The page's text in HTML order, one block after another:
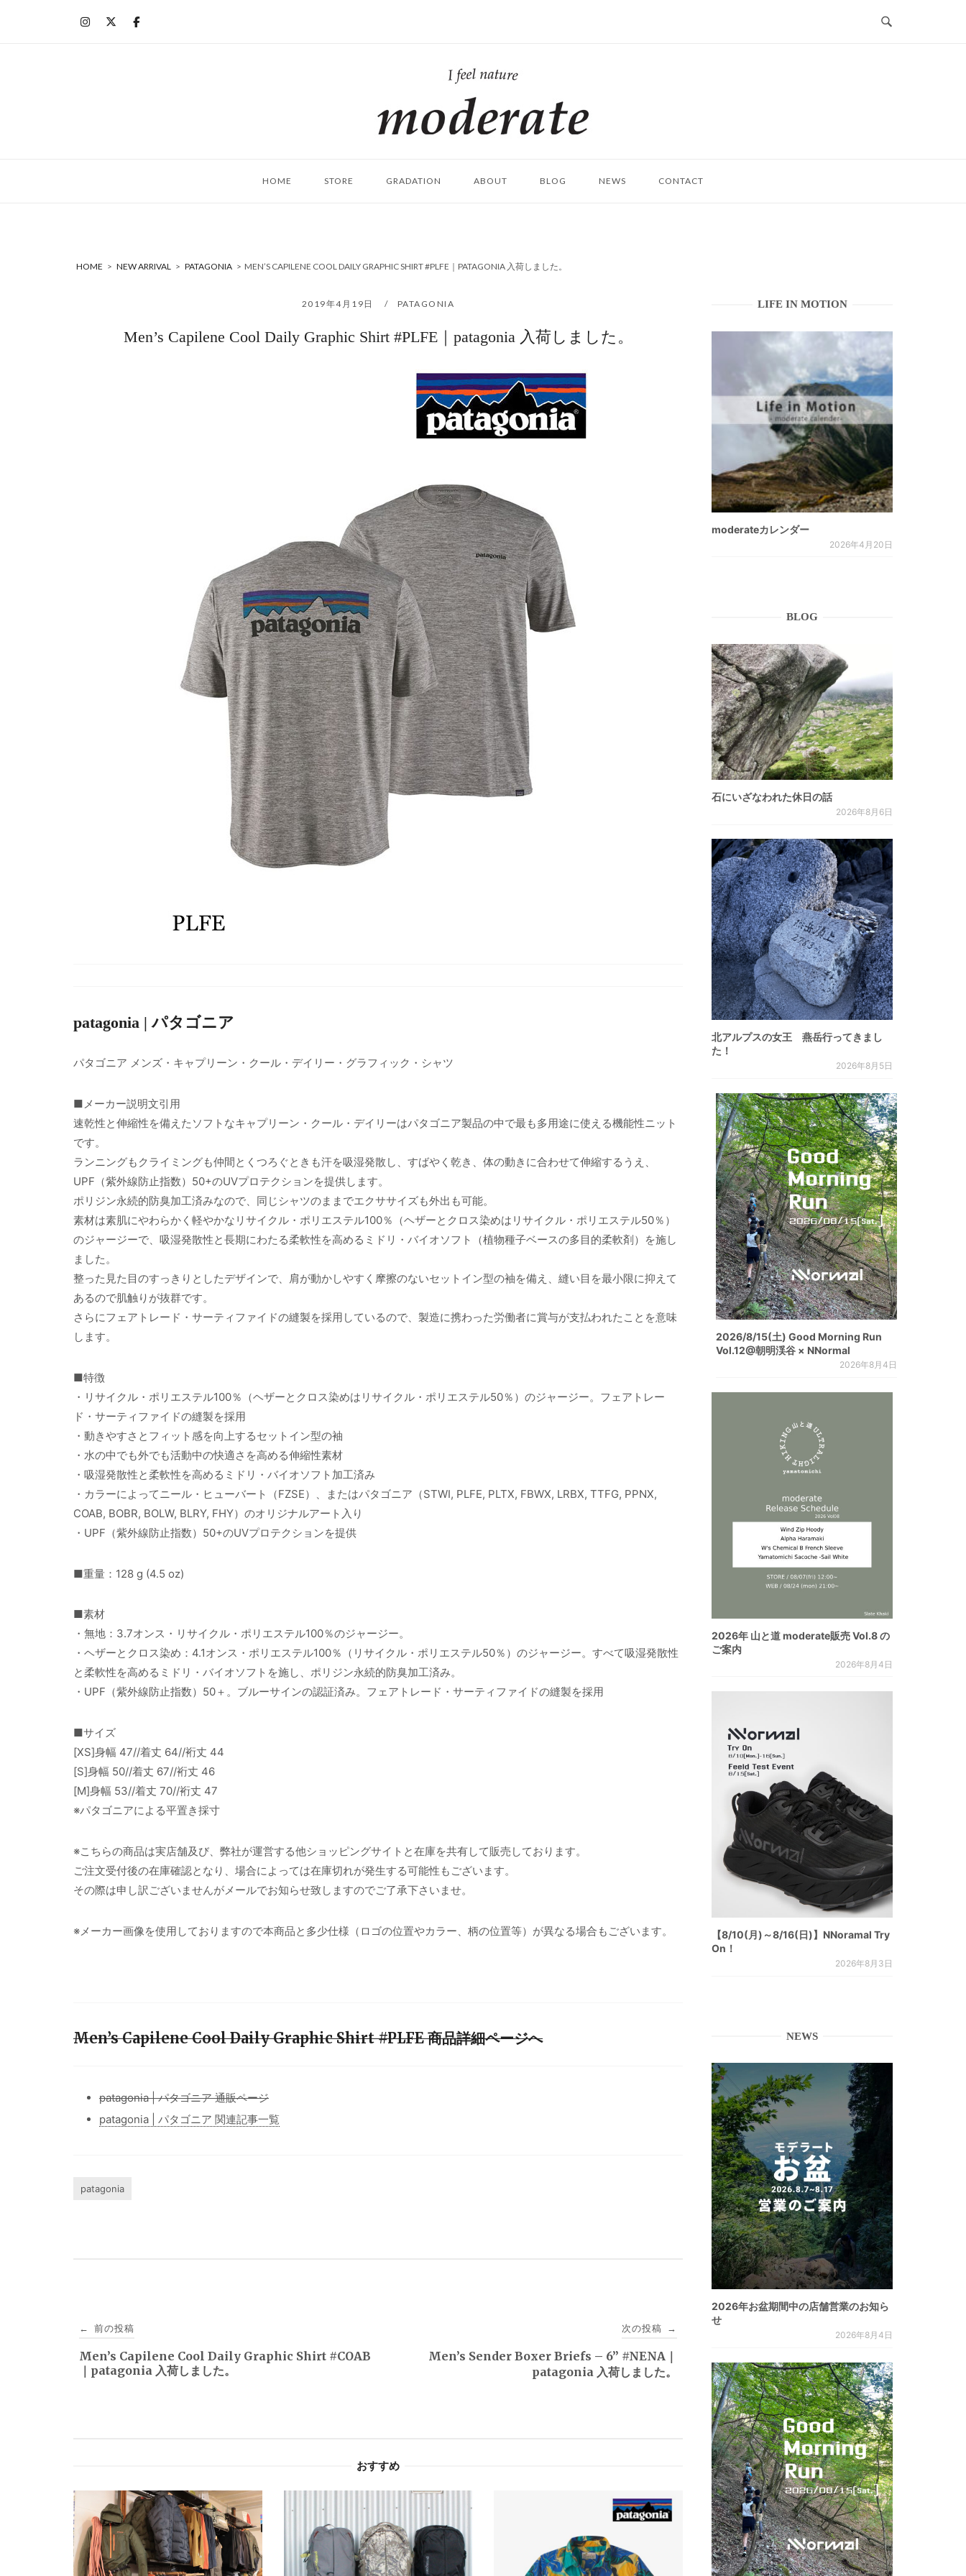
ム
HOME STORE GRADATION ABOUT BLOG NEWS CONTACT
HOME > NEW ARRIVAL > PATAGONIA > MEN’S CAPILENE COOL DAILY GRAPHIC SHIRT #PLFE｜PATAGONIA 入荷しました。
2019年4月19日 PATAGONIA
Men’s Capilene Cool Daily Graphic Shirt #PLFE｜patagonia 入荷しました。
patagonia | パタゴニア
パタゴニア メンズ・キャプリーン・クール・デイリー・グラフィック・シャツ
■メーカー説明文引用
速乾性と伸縮性を備えたソフトなキャプリーン・クール・デイリーはパタゴニア製品の中で最も多用途に使える機能性ニット
です。
ランニングもクライミングも仲間とくつろぐときも汗を吸湿発散し、すばやく乾き、体の動きに合わせて伸縮するうえ、
UPF（紫外線防止指数）50+のUVプロテクションを提供します。
ポリジン永続的防臭加工済みなので、同じシャツのままでエクササイズも外出も可能。
素材は素肌にやわらかく軽やかなリサイクル・ポリエステル100％（ヘザーとクロス染めはリサイクル・ポリエステル50％）
のジャージーで、吸湿発散性と長期にわたる柔軟性を高めるミドリ・バイオソフト（植物種子ベースの多目的柔軟剤）を施し
ました。
整った見た目のすっきりとしたデザインで、肩が動かしやすく摩擦のないセットイン型の袖を備え、縫い目を最小限に抑えて
あるので肌触りが抜群です。
さらにフェアトレード・サーティファイドの縫製を採用しているので、製造に携わった労働者に賞与が支払われたことを意味
します。
■特徴
・リサイクル・ポリエステル100％（ヘザーとクロス染めはリサイクル・ポリエステル50％）のジャージー。フェアトレー
ド・サーティファイドの縫製を採用
・動きやすさとフィット感を向上するセットイン型の袖
・水の中でも外でも活動中の快適さを高める伸縮性素材
・吸湿発散性と柔軟性を高めるミドリ・バイオソフト加工済み
・カラーによってニール・ヒューバート（FZSE）、またはパタゴニア（STWI, PLFE, PLTX, FBWX, LRBX, TTFG, PPNX,
COAB, BOBR, BOLW, BLRY, FHY）のオリジナルアート入り
・UPF（紫外線防止指数）50+のUVプロテクションを提供
■重量：128 g (4.5 oz)
■素材
・無地：3.7オンス・リサイクル・ポリエステル100％のジャージー。
・ヘザーとクロス染め：4.1オンス・ポリエステル100％（リサイクル・ポリエステル50％）のジャージー。すべて吸湿発散性
と柔軟性を高めるミドリ・バイオソフトを施し、ポリジン永続的防臭加工済み。
・UPF（紫外線防止指数）50＋。ブルーサインの認証済み。フェアトレード・サーティファイドの縫製を採用
■サイズ
[XS]身幅 47//着丈 64//裄丈 44
[S]身幅 50//着丈 67//裄丈 46
[M]身幅 53//着丈 70//裄丈 47
※パタゴニアによる平置き採寸
※こちらの商品は実店舗及び、弊社が運営する他ショッピングサイトと在庫を共有して販売しております。
ご注文受付後の在庫確認となり、場合によっては在庫切れが発生する可能性もございます。
その際は申し訳ございませんがメールでお知らせ致しますのでご了承下さいませ。
※メーカー画像を使用しておりますので本商品と多少仕様（ロゴの位置やカラー、柄の位置等）が異なる場合もございます。
Men’s Capilene Cool Daily Graphic Shirt #PLFE 商品詳細ページへ
patagonia | パタゴニア 通販ページ
patagonia | パタゴニア 関連記事一覧
patagonia
稿
ナ
シ
ョ
ン
← 前の投稿
Men’s Capilene Cool Daily Graphic Shirt #COAB
｜patagonia 入荷しました。
次の投稿 →
Men’s Sender Boxer Briefs – 6” #NENA｜
patagonia 入荷しました。
おすすめ
LIFE IN MOTION
moderateカレンダー
2026年4月20日
BLOG
石にいざなわれた休日の話
2026年8月6日
北アルプスの女王 燕岳行ってきまし
た！
2026年8月5日
2026/8/15(土) Good Morning Run
Vol.12@朝明渓谷 × NNormal
2026年8月4日
2026年 山と道 moderate販売 Vol.8 の
ご案内
2026年8月4日
【8/10(月)～8/16(日)】NNoramal Try
On！
2026年8月3日
NEWS
2026年お盆期間中の店舗営業のお知ら
せ
2026年8月4日